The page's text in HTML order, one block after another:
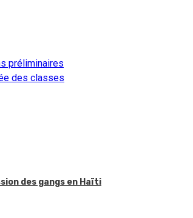
préliminaires
des classes
des gangs en Haïti